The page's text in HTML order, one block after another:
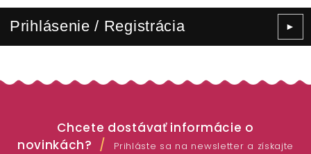
Prihlásenie / Registrácia ►
Chcete dostávať informácie o
novinkách?
Prihláste sa na newsletter a získajte